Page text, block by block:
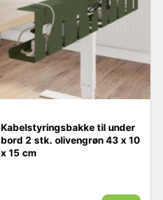
Kabelstyringsbakke til under
bord 2 stk. olivengrøn 43 x 10
x 15 cm